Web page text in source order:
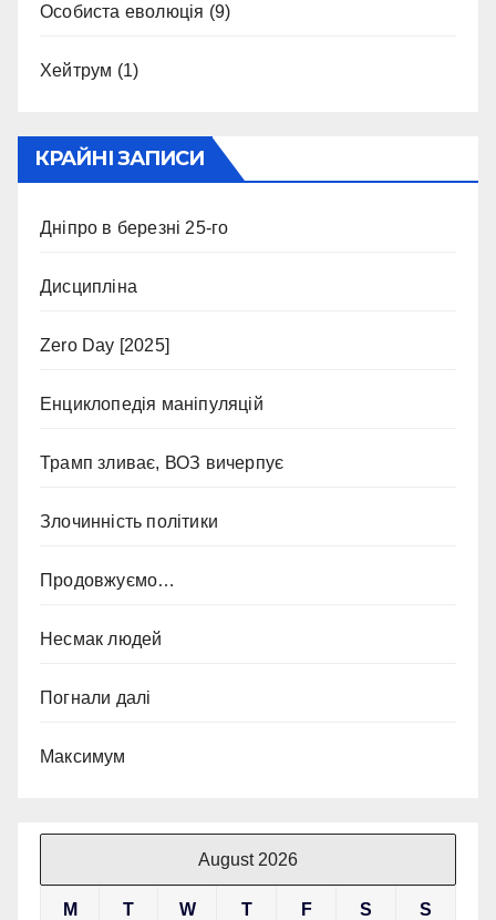
Особиста еволюція (9)
Хейтрум (1)
КРАЙНІ ЗАПИСИ
Дніпро в березні 25-го
Дисципліна
Zero Day [2025]
Енциклопедія маніпуляцій
Трамп зливає, ВОЗ вичерпує
Злочинність політики
Продовжуємо…
Несмак людей
Погнали далі
Максимум
August 2026
M T W T F S S